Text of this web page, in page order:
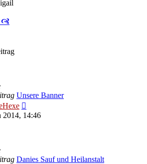
🙧
Unsere Banner
Beitrag
2014, 14:46
Danies Sauf und Heilanstalt